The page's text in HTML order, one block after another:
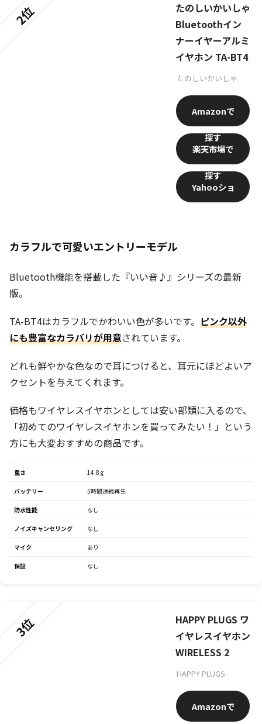
2位
たのしいかいしゃ
Bluetoothイン
ナーイヤーアルミ
イヤホン TA-BT4
たのしいかいしゃ
楽天市場
Amazon
Yahooショ
カラフルで可愛いエントリーモデル
Bluetooth機能を搭載した『いい音♪』シリーズの最新
版。
TA-BT4はカラフルでかわいい色が多いです。 ピンク以外
にも豊富なカラバリが用意されています。
どれも鮮やかな色なので耳につけると、耳元にほどよいア
クセントを与えてくれます。
価格もワイヤレスイヤホンとしては安い部類に入るので、
「初めてのワイヤレスイヤホンを買ってみたい！」という
方にも大変おすすめの商品です。
重さ 14.8 g
バッテリー 5時間連続再生
防水性能 なし
ノイズキャンセリング なし
マイク あり
保証 なし
3位
HAPPY PLUGS ワ
イヤレスイヤホン
WIRELESS 2
HAPPY PLUGS
Amazon